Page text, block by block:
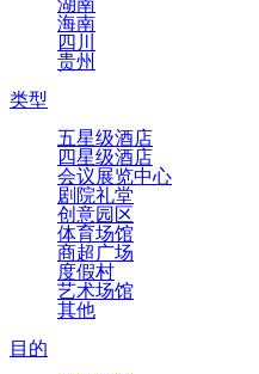
海南
四川
贵州
类型
五星级酒店
四星级酒店
会议展览中心
剧院礼堂
创意园区
体育场馆
商超广场
度假村
艺术场馆
其他
目的